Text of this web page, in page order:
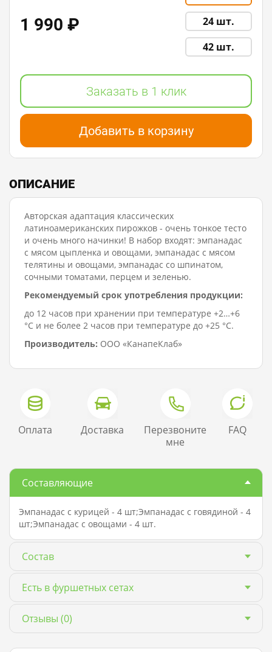
24 шт.
42 шт.
1 990 ₽
Заказать в 1 клик
Добавить в корзину
ОПИСАНИЕ
Авторская адаптация классических
латиноамериканских пирожков - очень тонкое тесто
и очень много начинки! В набор входят: эмпанадас
с мясом цыпленка и овощами, эмпанадас с мясом
телятины и овощами, эмпанадас со шпинатом,
сочными томатами, перцем и зеленью.
Рекомендуемый срок употребления продукции:
до 12 часов при хранении при температуре +2…+6
°C и не более 2 часов при температуре до +25 °C.
Производитель: ООО «КанапеКлаб»
Составляющие
Эмпанадас с курицей - 4 шт;Эмпанадас с говядиной - 4
шт;Эмпанадас с овощами - 4 шт.
Состав
Есть в фуршетных сетах
Отзывы (0)
Оплата Доставка
Перезвоните
мне
FAQ